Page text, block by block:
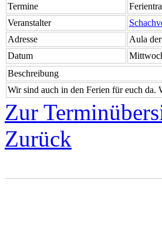
Termine
Veranstalter
Adresse
Aula
Datum
Beschreibung
Wir sind auch in den Ferien für euch da.
Zur
Zurück